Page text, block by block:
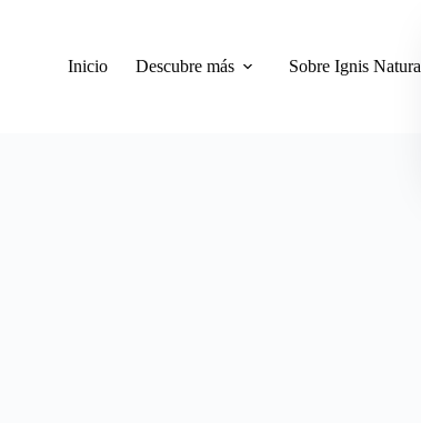
Inicio
Descubre más Sobre Ignis Natura